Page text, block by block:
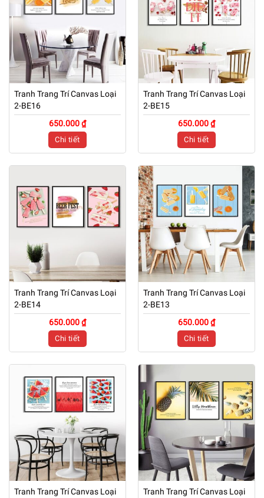
Tranh Trang Trí Canvas Loại
2-BE16
650.000 ₫
Chi tiết
Tranh Trang Trí Canvas Loại
2-BE15
650.000 ₫
Chi tiết
Tranh Trang Trí Canvas Loại
2-BE14
650.000 ₫
Chi tiết
Tranh Trang Trí Canvas Loại
2-BE13
650.000 ₫
Chi tiết
Tranh Trang Trí Canvas Loại
Tranh Trang Trí Canvas Loại